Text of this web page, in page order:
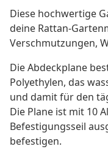
Diese hochwertige
deine Rattan-
Verschmutzungen,
Die Abdeckplane
Polyethylen, das
und damit für den
Die Plane ist mit 10
Befestigungsseil
befestigen.